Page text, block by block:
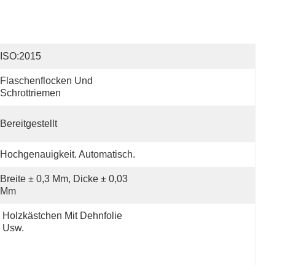
ISO:2015
Flaschenflocken Und
Schrottriemen
Bereitgestellt
Hochgenauigkeit. Automatisch.
Breite ± 0,3 Mm, Dicke ± 0,03
Mm
Holzkästchen Mit Dehnfolie
Usw.